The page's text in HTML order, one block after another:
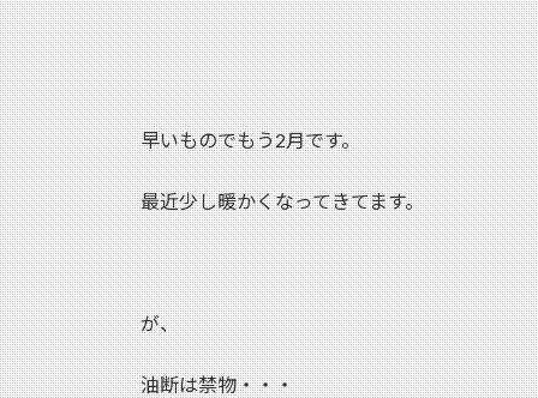
早いものでもう2月です。
最近少し暖かくなってきてます。
が、
油断は禁物・・・